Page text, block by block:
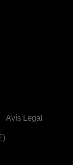
Avís Legal